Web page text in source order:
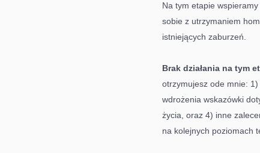
Na tym etapie
sobie z utrzymaniem
istniejących zaburzeń.
Brak działania na tym
otrzymujesz ode mnie:
wdrożenia wskazówki
życia, oraz 4) inne
na kolejnych poziomach